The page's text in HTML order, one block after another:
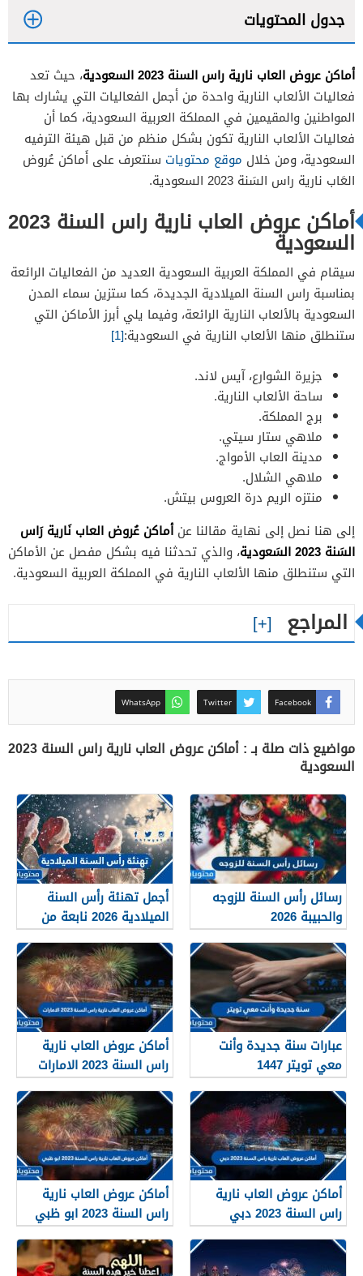
جدول المحتويات
أماكن عروض العاب نارية راس السنة 2023 السعودية
، حيث تعد
فعاليات الألعاب النارية واحدة من أجمل الفعاليات التي يشارك بها
المواطنين والمقيمين في المملكة العربية السعودية، كما أن
فعاليات الألعاب النارية تكون بشكل منظم من قبل هيئة الترفيه
السعودية، ومن خلال موقع محتويات سنتعرف على أَماكن عُروض
العَاب نارية راس السَنة 2023 السعودية.
أماكن عروض العاب نارية راس السنة 2023
السعودية
سيقام في المملكة العربية السعودية العديد من الفعاليات الرائعة
بمناسبة راس السنة الميلادية الجديدة، كما ستزين سماء المدن
السعودية بالألعاب النارية الرائعة، وفيما يلي أبرز الأماكن التي
ستنطلق منها الألعاب النارية في السعودية:[1]
جزيرة الشوارع، آيس لاند.
ساحة الألعاب النارية.
برج المملكة.
ملاهي ستار سيتي.
مدينة العاب الأمواج.
ملاهي الشلال.
منتزه الريم درة العروس بيتش.
إلى هنا نصل إلى نهاية مقالنا عنأماكن عُروض العاب نَارية رَاس
السَنة 2023 السَعودية
، والذي تحدثنا فيه بشكل مفصل عن الأماكن
التي ستنطلق منها الألعاب النارية في المملكة العربية السعودية.
المراجع
Facebook
Twitter
WhatsApp
مواضيع ذات صلة بـ : أماكن عروض العاب نارية راس السنة 2023
السعودية
رسائل رأس السنة للزوجه
والحبيبة 2026
أجمل تهنئة رأس السنة
الميلادية 2026 نابعة من
القلب
عبارات سنة جديدة وأنت
معي تويتر 1447
أماكن عروض العاب نارية
راس السنة 2023 الامارات
أماكن عروض العاب نارية
راس السنة 2023 دبي
أماكن عروض العاب نارية
راس السنة 2023 ابو ظبي